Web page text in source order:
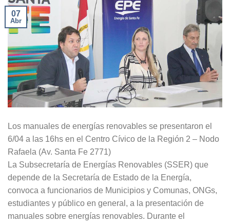
07
Abr
Los manuales de energías renovables se presentaron el
6/04 a las 16hs en el Centro Cívico de la Región 2 – Nodo
Rafaela (Av. Santa Fe 2771)
La Subsecretaría de Energías Renovables (SSER) que
depende de la Secretaría de Estado de la Energía,
convoca a funcionarios de Municipios y Comunas, ONGs,
estudiantes y público en general, a la presentación de
manuales sobre energías renovables. Durante el